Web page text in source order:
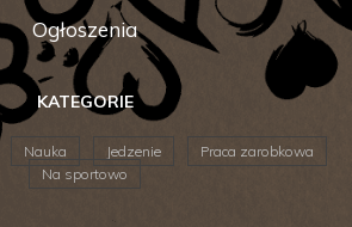
Ogłoszenia
KATEGORIE
Nauka Jedzenie
Praca zarobkowa
Na sportowo